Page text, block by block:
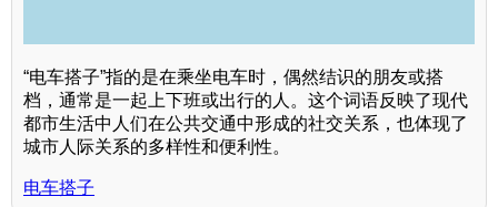
“电车搭子”指的是在乘坐电车时，偶然结识的朋友或搭
档，通常是一起上下班或出行的人。这个词语反映了现代
都市生活中人们在公共交通中形成的社交关系，也体现了
城市人际关系的多样性和便利性。
电车搭子